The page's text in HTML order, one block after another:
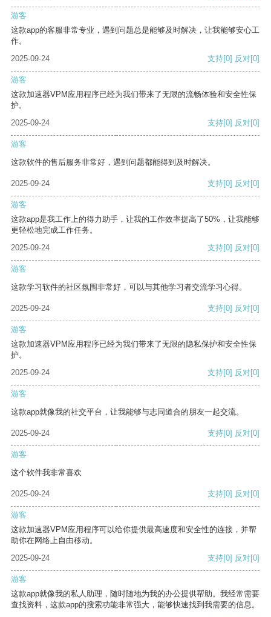
游客
这款app的客服非常专业，遇到问题总是能够及时解决，让我能够安心工
作。
2025-09-24
支持[0] 反对[0]
游客
这款加速器VPM应用程序已经为我们带来了无限的流畅体验和安全性保
护。
2025-09-24
支持[0] 反对[0]
游客
这款软件的售后服务非常好，遇到问题都能得到及时解决。
2025-09-24 支持[0] 反对[0]
游客
这款app是我工作上的得力助手，让我的工作效率提高了50%，让我能够
更轻松地完成工作任务。
2025-09-24
支持[0] 反对[0]
游客
这款学习软件的社区氛围非常好，可以与其他学习者交流学习心得。
2025-09-24 支持[0] 反对[0]
游客
这款加速器VPM应用程序已经为我们带来了无限的隐私保护和安全性保
护。
2025-09-24
支持[0] 反对[0]
游客
这款app就像我的社交平台，让我能够与志同道合的朋友一起交流。
2025-09-24 支持[0] 反对[0]
游客
这个软件我非常喜欢
2025-09-24 支持[0] 反对[0]
游客
这款加速器VPM应用程序可以给你提供最高速度和安全性的连接，并帮
助你在网络上自由移动。
2025-09-24
支持[0] 反对[0]
游客
这款app就像我的私人助理，随时随地为我的办公提供帮助。我经常需要
查找资料，这款app的搜索功能非常强大，能够快速找到我需要的信息。